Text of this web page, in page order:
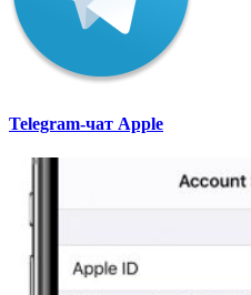
Telegram-чат Apple